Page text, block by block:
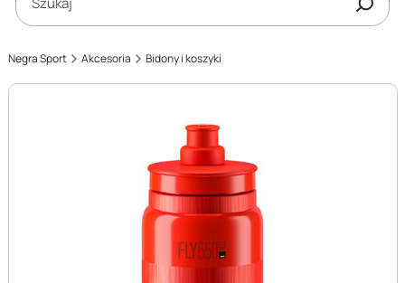
Szukaj
Negra Sport Akcesoria Bidony i koszyki